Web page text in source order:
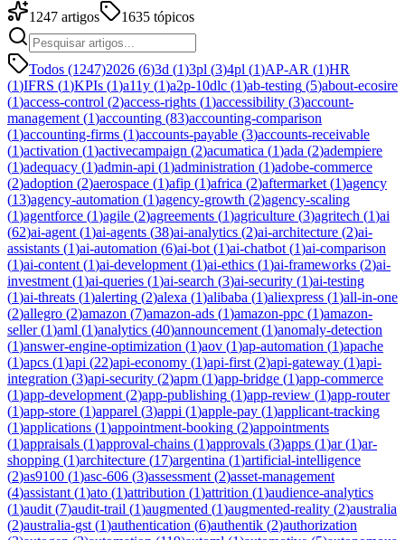
1247 artigos 1635 tópicos
Todos (1247)2026 (6)3d (1)3pl (3)4pl (1)AP-AR (1)HR
(1)IFRS (1)KPIs (1)a11y (1)a2p-10dlc (1)ab-testing (5)about-ecosire
(1)access-control (2)access-rights (1)accessibility (3)account-
management (1)accounting (83)accounting-comparison
(1)accounting-firms (1)accounts-payable (3)accounts-receivable
(1)activation (1)activecampaign (2)acumatica (1)ada (2)adempiere
(1)adequacy (1)admin-api (1)administration (1)adobe-commerce
(2)adoption (2)aerospace (1)afip (1)africa (2)aftermarket (1)agency
(13)agency-automation (1)agency-growth (2)agency-scaling
(1)agentforce (1)agile (2)agreements (1)agriculture (3)agritech (1)ai
(62)ai-agent (1)ai-agents (38)ai-analytics (2)ai-architecture (2)ai-
assistants (1)ai-automation (6)ai-bot (1)ai-chatbot (1)ai-comparison
(1)ai-content (1)ai-development (1)ai-ethics (1)ai-frameworks (2)ai-
investment (1)ai-queries (1)ai-search (3)ai-security (1)ai-testing
(1)ai-threats (1)alerting (2)alexa (1)alibaba (1)aliexpress (1)all-in-one
(2)allegro (2)amazon (7)amazon-ads (1)amazon-ppc (1)amazon-
seller(1)aml (1)analytics (40)announcement (1)anomaly-detection
(1)answer-engine-optimization (1)aov (1)ap-automation (1)apache
(1)apcs (1)api (22)api-economy (1)api-first (2)api-gateway (1)api-
integration (3)api-security (2)apm (1)app-bridge (1)app-commerce
(1)app-development (2)app-publishing (1)app-review (1)app-router
(1)app-store (1)apparel (3)appi (1)apple-pay (1)applicant-tracking
(1)applications (1)appointment-booking (2)appointments
(1)appraisals (1)approval-chains (1)approvals (3)apps (1)ar(1)ar-
shopping (1)architecture (17)argentina (1)artificial-intelligence
(2)as9100 (1)asc-606 (3)assessment (2)asset-management
(4)assistant (1)ato (1)attribution (1)attrition (1)audience-analytics
(1)audit (7)audit-trail (1)augmented (1)augmented-reality (2)australia
(2)australia-gst (1)authentication (6)authentik (2)authorization